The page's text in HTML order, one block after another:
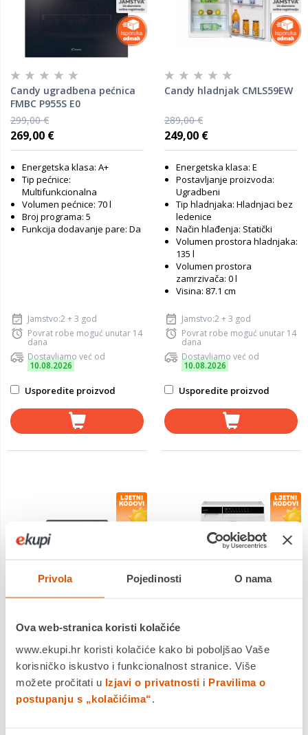
Privola Pojedinosti O nama
Ova web-stranica koristi kolačiće
www.ekupi.hr koristi kolačiće kako bi poboljšao Vaše
korisničko iskustvo i funkcionalnost stranice. Više
možete pročitati u Izjavi o privatnosti i Pravilima o
postupanju s „kolačićima“
Candy ugradbena pećnica
FMBC P955S E0
299,00 €
269,00 €
Energetska klasa: A+
Tip pećnice:
Multifunkcionalna
Volumen pećnice: 70 l
Broj programa: 5
Funkcija dodavanje pare: Da
Jamstvo:2 + 3 god
Povrat robe moguć unutar 14
dana
Dostavljamo već od
10.08.2026
Usporedite proizvod
Candy hladnjak CMLS59EW
289,00 €
249,00 €
Energetska klasa: E
Postavljanje proizvoda:
Ugradbeni
Tip hladnjaka: Hladnjaci bez
ledenice
Način hlađenja: Statički
Volumen prostora hladnjaka:
135 l
Volumen prostora
zamrzivača: 0 l
Visina: 87.1 cm
Jamstvo:2 + 3 god
Povrat robe moguć unutar 14
dana
Dostavljamo već od
10.08.2026
Usporedite proizvod
Candy perilica posuđa CP
6E51LS
309,00 €
Energetska klasa: E
Candy perilica rublja EY
27SB7-S
289,00 €
269,00 €